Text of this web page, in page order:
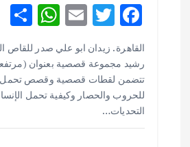
F
e
b
o
o
T
w
it
te
r
E
m
ai
l
W
h
at
s
A
p
S
h
e
القاهرة . زيدان ابو علي صدر للقاص
رشيد مجموعة قصصية بعنوان
تتضمن لقطات قصصية وقصص تحمل
للحروب والحصار وكيفية تحمل
التحديات…
اختتام ورشة السينوغرافيا في مدينة كلباء
أغسطس 3, 2026